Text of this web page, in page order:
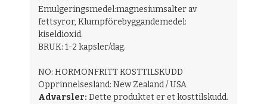
Emulgeringsmedel:magnesiumsalter av
fettsyror, Klumpförebyggandemedel:
kiseldioxid.
BRUK: 1-2 kapsler/dag.
NO: HORMONFRITT KOSTTILSKUDD
Opprinnelsesland: New Zealand / USA
Advarsler:Dette produktet er et kosttilskudd.